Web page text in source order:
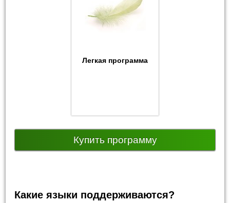
Легкая программа
Купить программу
Какие языки поддерживаются?